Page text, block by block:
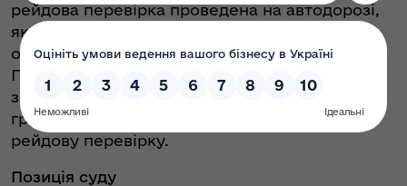
рейдова перевірка проведена на автодорозі,
яка відповідно до розпорядження Одеської
обласної державної адміністрації входить до
Переліку автомобільних доріг місцевого
значення, і не значиться в щотижневому
графіку перевірки та направленнях на
рейдову перевірку.
Позиція суду